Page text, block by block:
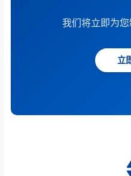
我们将立即为
立